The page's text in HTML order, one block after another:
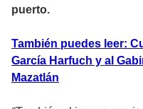
puerto.
También puedes leer:
García Harfuch y al
Mazatlán